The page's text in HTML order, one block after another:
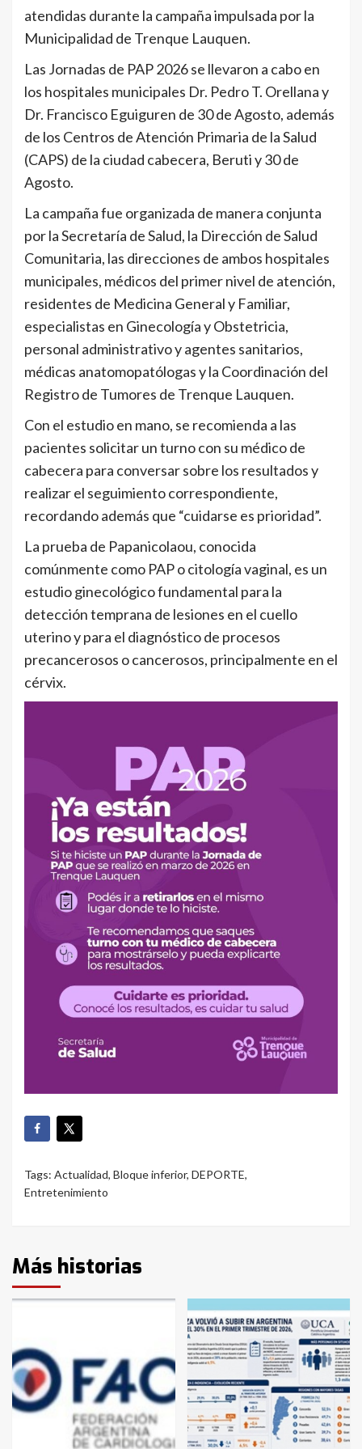
atendidas durante la campaña impulsada por la
Municipalidad de Trenque Lauquen.
Las Jornadas de PAP 2026 se llevaron a cabo en
los hospitales municipales Dr. Pedro T. Orellana y
Dr. Francisco Eguiguren de 30 de Agosto, además
de los Centros de Atención Primaria de la Salud
(CAPS) de la ciudad cabecera, Beruti y 30 de
Agosto.
La campaña fue organizada de manera conjunta
por la Secretaría de Salud, la Dirección de Salud
Comunitaria, las direcciones de ambos hospitales
municipales, médicos del primer nivel de atención,
residentes de Medicina General y Familiar,
especialistas en Ginecología y Obstetricia,
personal administrativo y agentes sanitarios,
médicas anatomopatólogas y la Coordinación del
Registro de Tumores de Trenque Lauquen.
Con el estudio en mano, se recomienda a las
pacientes solicitar un turno con su médico de
cabecera para conversar sobre los resultados y
realizar el seguimiento correspondiente,
recordando además que “cuidarse es prioridad”.
La prueba de Papanicolaou, conocida
comúnmente como PAP o citología vaginal, es un
estudio ginecológico fundamental para la
detección temprana de lesiones en el cuello
uterino y para el diagnóstico de procesos
precancerosos o cancerosos, principalmente en el
cérvix.
Tags: Actualidad, Bloque inferior, DEPORTE,
Entretenimiento
Más historias